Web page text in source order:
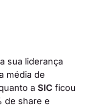
sua liderança
média de
a SIC ficou
de share e